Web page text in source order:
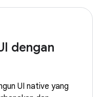
dengan
UI native yang